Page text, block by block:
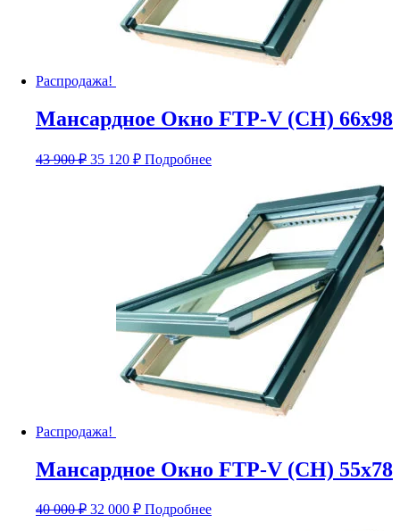
Распродажа!
Мансардное Окно FTP-V (CH) 66х98
43 900₽ Первоначальная
35 120 ₽Текущая
цена:
Подробнее
Распродажа!
Мансардное Окно FTP-V (CH) 55х78
40 000₽ Первоначальная
32 000 ₽Текущая
цена:
Подробнее